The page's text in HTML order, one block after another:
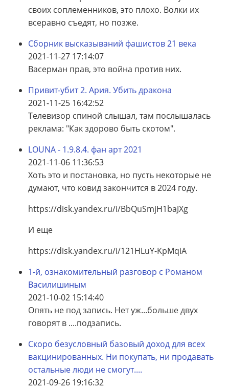
своих соплеменников, это плохо. Волки их
всеравно съедят, но позже.
Сборник высказываний фашистов 21 века
2021-11-27 17:14:07
Васерман прав, это война против них.
Привит-убит 2. Ария. Убить дракона
2021-11-25 16:42:52
Телевизор спиной слышал, там послышалась
реклама: "Как здорово быть скотом".
LOUNA - 1.9.8.4. фан арт 2021
2021-11-06 11:36:53
Хоть это и постановка, но пусть некоторые не
думают, что ковид закончится в 2024 году.
https://disk.yandex.ru/i/BbQuSmjH1baJXg
И еще
https://disk.yandex.ru/i/121HLuY-KpMqiA
1-й, ознакомительный разговор с Романом
Василишиным
2021-10-02 15:14:40
Опять не под запись. Нет уж...больше двух
говорят в ....подзапись.
Скоро безусловный базовый доход для всех
вакцинированных. Ни покупать, ни продавать
остальные люди не смогут....
2021-09-26 19:16:32